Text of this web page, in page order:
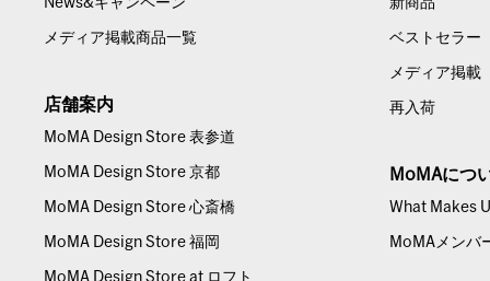
News&キャンペーン
メディア掲載商品一覧
店舗案内
MoMA Design Store 表参道
MoMA Design Store 京都
MoMA Design Store 心斎橋
MoMA Design Store 福岡
MoMA Design Store at ロフト
新商品
ベストセラー
メディア掲載
再入荷
MoMAにつ
What Makes
MoMAメンバ